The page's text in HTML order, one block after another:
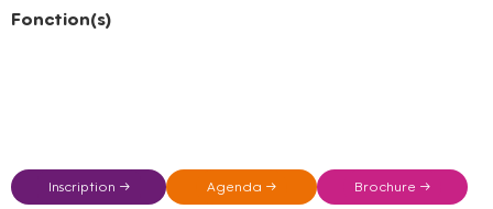
Inscription → Agenda → Brochure →
Fonction(s)